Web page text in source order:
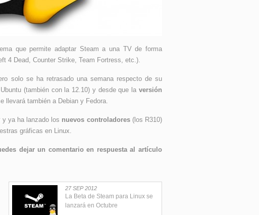
que permite adaptar Steam a una TV de forma
4 Dead, Counter Strike, Team Fortress, etc.).
solo se ha retrasado una semana respecto de su
(también con la 12.10) y desde que la versión
llevará también a Debian y Fedora.
ya ha lanzado los nuevos controladores(los R310)
gráficas en Linux.
dejar un comentario en respuesta al artículo
27 SEP 2012
La Beta de Steam para Linux se
lanzará en Octubre